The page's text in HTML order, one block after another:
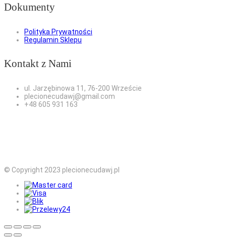
Dokumenty
Polityka Prywatności
Regulamin Sklepu
Kontakt z Nami
ul. Jarzębinowa 11, 76-200 Wrzeście
plecionecudawj@gmail.com
+48 605 931 163
© Copyright 2023 plecionecudawj.pl